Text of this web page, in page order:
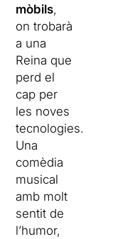
mòbils,
on trobarà
a una
Reina que
perd el
cap per
les noves
tecnologies.
Una
comèdia
musical
amb molt
sentit de
l’humor,